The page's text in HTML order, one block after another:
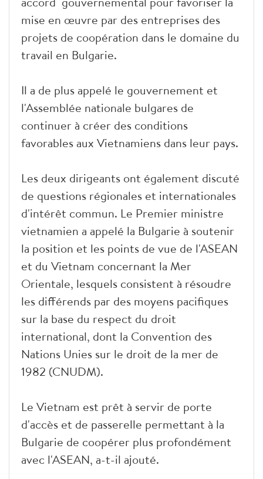
mise en œuvre par des entreprises des
projets de coopération dans le domaine du
travail en Bulgarie.
Il a de plus appelé le gouvernement et
l'Assemblée nationale bulgares de
continuer à créer des conditions
favorables aux Vietnamiens dans leur pays.
Les deux dirigeants ont également discuté
de questions régionales et internationales
d'intérêt commun. Le Premier ministre
vietnamien a appelé la Bulgarie à soutenir
la position et les points de vue de l'ASEAN
et du Vietnam concernant la Mer
Orientale, lesquels consistent à résoudre
les différends par des moyens pacifiques
sur la base du respect du droit
international, dont la Convention des
Nations Unies sur le droit de la mer de
1982 (CNUDM).
Le Vietnam est prêt à servir de porte
d'accès et de passerelle permettant à la
Bulgarie de coopérer plus profondément
avec l'ASEAN, a-t-il ajouté.